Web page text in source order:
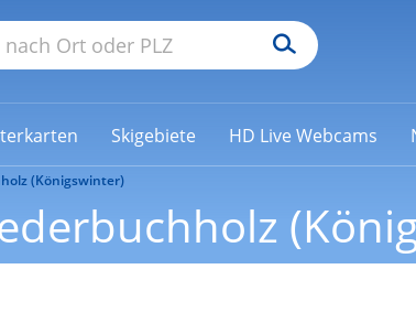
Skigebiete HD Live Webcams
(Königswinter)